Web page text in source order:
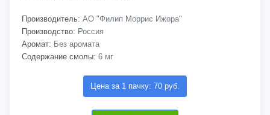
Производитель: АО "Филип Моррис Ижора"
Производство: Россия
Аромат: Без аромата
Содержание смолы: 6 мг
Цена за 1 пачку: 70 руб.